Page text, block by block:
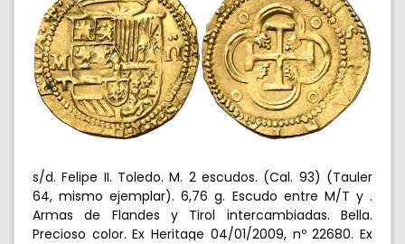
s/d. Felipe II. Toledo. M. 2 escudos. (Cal. 93) (Tauler
64, mismo ejemplar). 6,76 g. Escudo entre M/T y .
Armas de Flandes y Tirol intercambiadas. Bella.
Precioso color. Ex Heritage 04/01/2009, nº 22680. Ex